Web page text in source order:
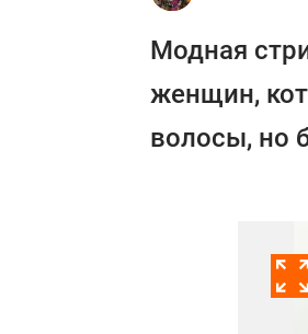
Модная
женщин,
волосы, но